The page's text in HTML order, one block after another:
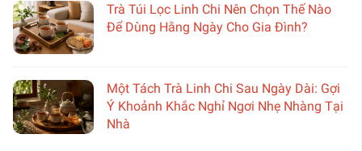
Trà Túi Lọc Linh Chi Nên Chọn Thế Nào
Để Dùng Hằng Ngày Cho Gia Đình?
Một Tách Trà Linh Chi Sau Ngày Dài: Gợi
Ý Khoảnh Khắc Nghỉ Ngơi Nhẹ Nhàng Tại
Nhà